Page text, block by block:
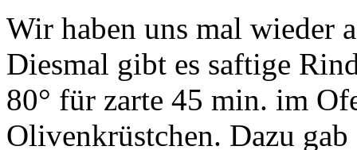
Wir haben uns mal wieder
Diesmal gibt es saftige
80° für zarte 45 min. im
Olivenkrüstchen. Dazu